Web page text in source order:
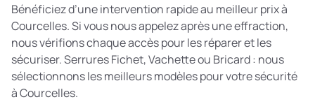
Bénéficiez d’une intervention rapide au meilleur prix à
Courcelles. Si vous nous appelez après une effraction,
nous vérifions chaque accès pour les réparer et les
sécuriser. Serrures Fichet, Vachette ou Bricard : nous
sélectionnons les meilleurs modèles pour votre sécurité
à Courcelles.